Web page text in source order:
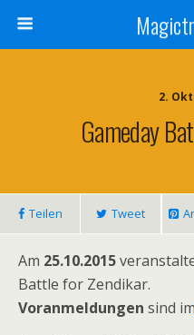
2.
Gameday
Teilen Tweet
Am 25.10.2015
Battle for Zendikar.
Voranmeldungen sind im